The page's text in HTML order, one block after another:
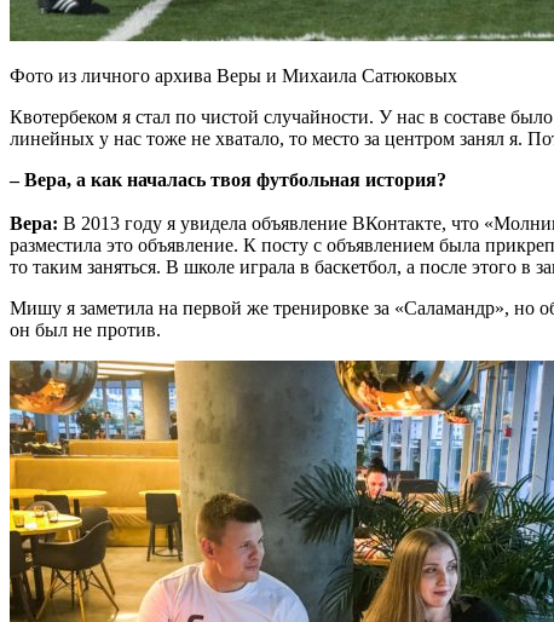
Фото из личного архива Веры и Михаила Сатюковых
Квотербеком я стал по чистой случайности. У нас в составе
линейных у нас тоже не хватало, то место за центром занял я.
– Вера, а как началась твоя футбольная история?
Вера: В 2013 году я увидела объявление ВКонтакте, что
разместила это объявление. К посту с объявлением была
то таким заняться. В школе играла в баскетбол, а после этого в
Мишу я заметила на первой же тренировке за «Саламандр», но
он был не против.